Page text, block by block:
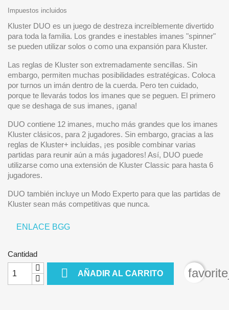
Impuestos incluidos
Kluster DUO es un juego de destreza increíblemente divertido
para toda la familia. Los grandes e inestables imanes "spinner"
se pueden utilizar solos o como una expansión para Kluster.
Las reglas de Kluster son extremadamente sencillas. Sin
embargo, permiten muchas posibilidades estratégicas. Coloca
por turnos un imán dentro de la cuerda. Pero ten cuidado,
porque te llevarás todos los imanes que se peguen. El primero
que se deshaga de sus imanes, ¡gana!
DUO contiene 12 imanes, mucho más grandes que los imanes
Kluster clásicos, para 2 jugadores. Sin embargo, gracias a las
reglas de Kluster+ incluidas, ¡es posible combinar varias
partidas para reunir aún a más jugadores! Así, DUO puede
utilizarse como una extensión de Kluster Classic para hasta 6
jugadores.
DUO también incluye un Modo Experto para que las partidas de
Kluster sean más competitivas que nunca.
ENLACE BGG
Cantidad
 AÑADIR AL CARRITO